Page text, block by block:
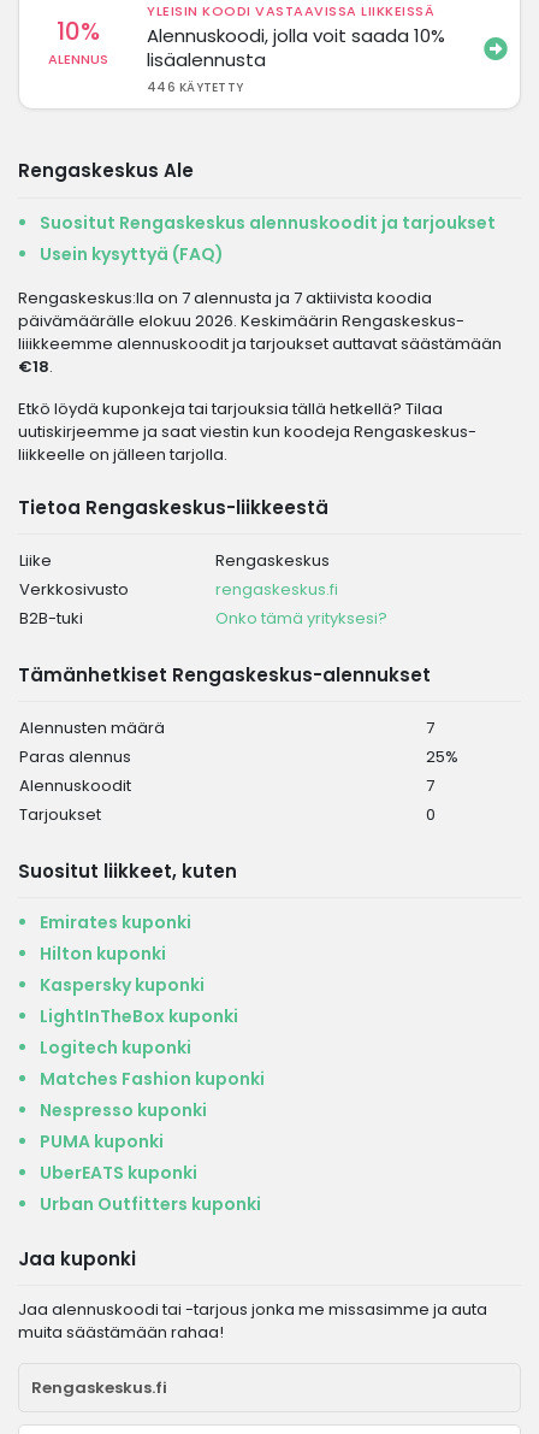
10%
ALENNUS
YLEISIN KOODI VASTAAVISSA LIIKKEISSÄ
Alennuskoodi, jolla voit saada 10%
lisäalennusta
446 KÄYTETTY
Rengaskeskus Ale
Suositut Rengaskeskus alennuskoodit ja tarjoukset
Usein kysyttyä (FAQ)
Rengaskeskus:lla on 7 alennusta ja 7 aktiivista koodia
päivämäärälle elokuu 2026. Keskimäärin Rengaskeskus-
liiikkeemme alennuskoodit ja tarjoukset auttavat säästämään
€18.
Etkö löydä kuponkeja tai tarjouksia tällä hetkellä? Tilaa
uutiskirjeemme ja saat viestin kun koodeja Rengaskeskus-
liikkeelle on jälleen tarjolla.
Tietoa Rengaskeskus-liikkeestä
Liike
Rengaskeskus
Verkkosivusto
rengaskeskus.fi
B2B-tuki
Onko tämä yrityksesi?
Tämänhetkiset Rengaskeskus-alennukset
Alennusten määrä
7
Paras alennus
25%
Alennuskoodit
7
Tarjoukset
0
Suositut liikkeet, kuten
Emirates kuponki
Hilton kuponki
Kaspersky kuponki
LightInTheBox kuponki
Logitech kuponki
Matches Fashion kuponki
Nespresso kuponki
PUMA kuponki
UberEATS kuponki
Urban Outfitters kuponki
Jaa kuponki
Jaa alennuskoodi tai -tarjous jonka me missasimme ja auta
muita säästämään rahaa!